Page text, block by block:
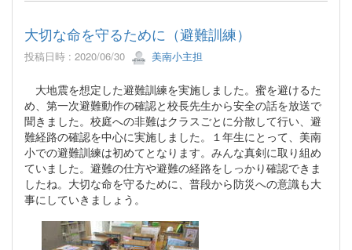
大切な命を守るために（避難訓練）
投稿日時 : 2020/06/30 美南小主担
大地震を想定した避難訓練を実施しました。蜜を避けるた
め、第一次避難動作の確認と校長先生から安全の話を放送で
聞きました。校庭への非難はクラスごとに分散して行い、避
難経路の確認を中心に実施しました。１年生にとって、美南
小での避難訓練は初めてとなります。みんな真剣に取り組め
ていました。避難の仕方や避難の経路をしっかり確認できま
したね。大切な命を守るために、普段から防災への意識も大
事にしていきましょう。